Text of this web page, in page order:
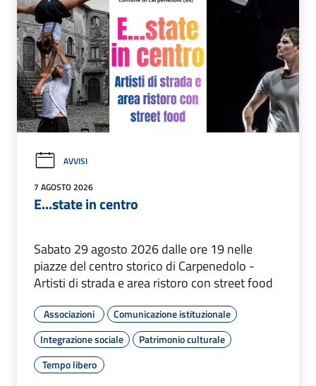
AVVISI
7 AGOSTO 2026
E...state in centro
Sabato 29 agosto 2026 dalle ore 19 nelle
piazze del centro storico di Carpenedolo -
Artisti di strada e area ristoro con street food
Associazioni
Comunicazione istituzionale
Integrazione sociale
Patrimonio culturale
Tempo libero